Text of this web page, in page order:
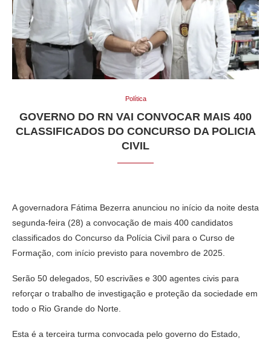
Política
GOVERNO DO RN VAI CONVOCAR MAIS 400
CLASSIFICADOS DO CONCURSO DA POLICIA
CIVIL
A governadora Fátima Bezerra anunciou no início da noite desta
segunda-feira (28) a convocação de mais 400 candidatos
classificados do Concurso da Polícia Civil para o Curso de
Formação, com início previsto para novembro de 2025.
Serão 50 delegados, 50 escrivães e 300 agentes civis para
reforçar o trabalho de investigação e proteção da sociedade em
todo o Rio Grande do Norte.
Esta é a terceira turma convocada pelo governo do Estado,